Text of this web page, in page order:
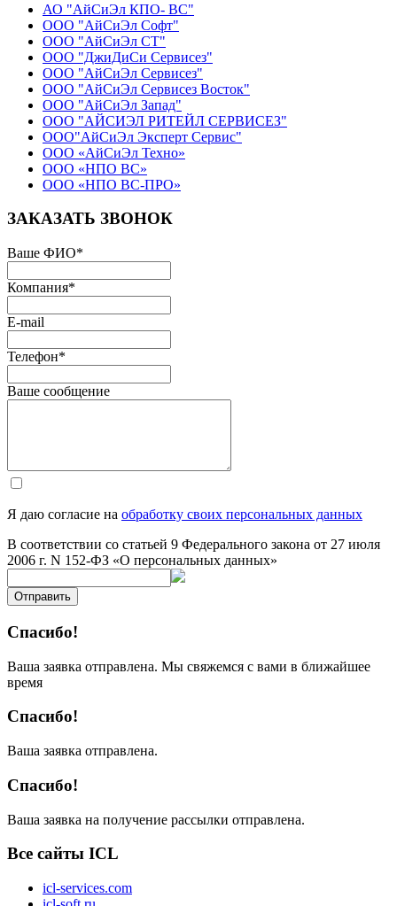
АО "АйСиЭл КПО- ВС"
ООО "АйСиЭл Софт"
ООО "АйСиЭл СТ"
ООО "ДжиДиСи Сервисез"
ООО "АйСиЭл Сервисез"
ООО "АйСиЭл Сервисез Восток"
ООО "АйСиЭл Запад"
ООО "АЙСИЭЛ РИТЕЙЛ СЕРВИСЕЗ"
ООО"АйСиЭл Эксперт Сервис"
ООО «АйСиЭл Техно»
ООО «НПО ВС»
ООО «НПО ВС-ПРО»
ЗАКАЗАТЬ ЗВОНОК
Ваше ФИО*
Компания*
E-mail
Телефон*
Ваше сообщение
Я даю согласие на обработку своих персональных данных
В соответствии со статьей 9 Федерального закона от 27 июля
2006 г. N 152-ФЗ «О персональных данных»
Отправить
Спасибо!
Ваша заявка отправлена. Мы свяжемся с вами в ближайшее
время
Спасибо!
Ваша заявка отправлена.
Спасибо!
Ваша заявка на получение рассылки отправлена.
Все сайты ICL
icl-services.com